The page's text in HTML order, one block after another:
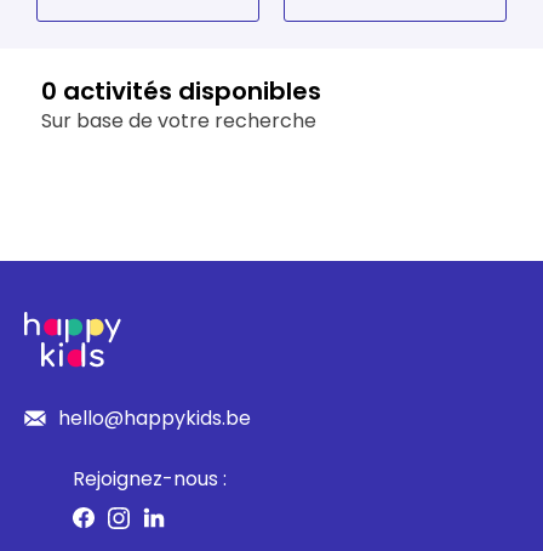
Louvain-la-Neuve
Luxembourg
Namur
0 activités disponibles
Sur base de votre recherche
hello@happykids.be
Rejoignez-nous :